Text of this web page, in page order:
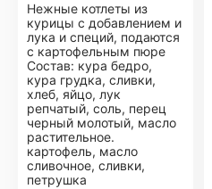
Нежные котлеты из
курицы с добавлением и
лука и специй, подаются
с картофельным пюре
Состав: кура бедро,
кура грудка, сливки,
хлеб, яйцо, лук
репчатый, соль, перец
черный молотый, масло
растительное.
картофель, масло
сливочное, сливки,
петрушка